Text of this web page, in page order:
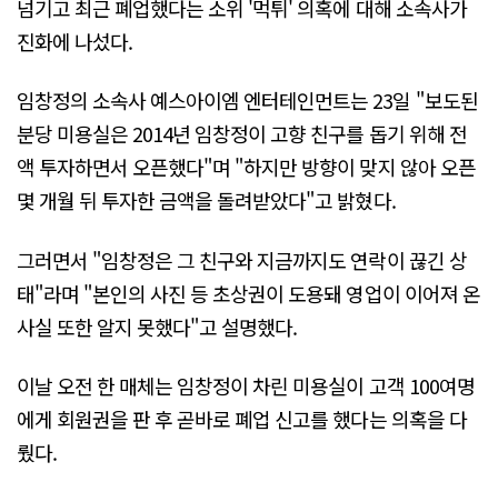
넘기고 최근 폐업했다는 소위 '먹튀' 의혹에 대해 소속사가
진화에 나섰다.
임창정의 소속사 예스아이엠 엔터테인먼트는 23일 "보도된
분당 미용실은 2014년 임창정이 고향 친구를 돕기 위해 전
액 투자하면서 오픈했다"며 "하지만 방향이 맞지 않아 오픈
몇 개월 뒤 투자한 금액을 돌려받았다"고 밝혔다.
그러면서 "임창정은 그 친구와 지금까지도 연락이 끊긴 상
태"라며 "본인의 사진 등 초상권이 도용돼 영업이 이어져 온
사실 또한 알지 못했다"고 설명했다.
이날 오전 한 매체는 임창정이 차린 미용실이 고객 100여명
에게 회원권을 판 후 곧바로 폐업 신고를 했다는 의혹을 다
뤘다.